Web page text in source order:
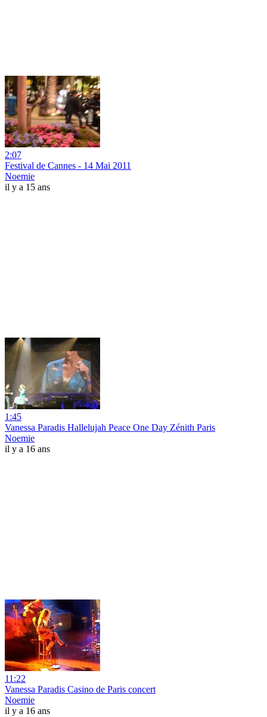
2:07
Festival de Cannes - 14 Mai 2011
Noemie
il y a 15 ans
1:45
Vanessa Paradis Hallelujah Peace One Day Zénith Paris
Noemie
il y a 16 ans
11:22
Vanessa Paradis Casino de Paris concert
Noemie
il y a 16 ans